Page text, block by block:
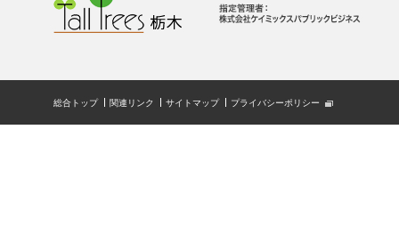
総合トップ 関連リンク サイトマップ プライバシーポリシー